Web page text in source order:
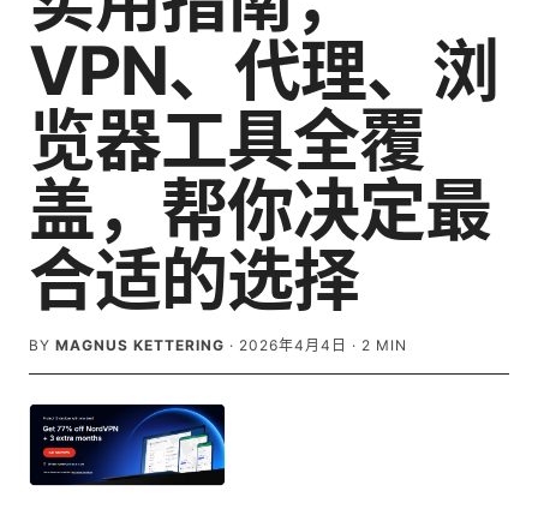
VPN、代理、浏
览器工具全覆
盖，帮你决定最
合适的选择
BY MAGNUS KETTERING · 2026年4月4日 · 2 MIN